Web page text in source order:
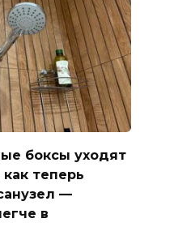
боксы уходят
теперь
—
в